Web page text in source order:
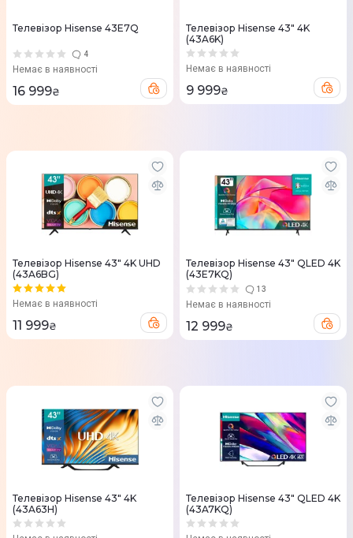
Телевізор Hisense 43E7Q
4
Немає в наявності
16 999₴
Телевізор Hisense 43" 4K
(43A6K)
Немає в наявності
9 999₴
Телевізор Hisense 43" 4K UHD
(43A6BG)
Немає в наявності
11 999₴
Телевізор Hisense 43" QLED 4K
(43E7KQ)
13
Немає в наявності
12 999₴
Телевізор Hisense 43" 4K
(43A63H)
Телевізор Hisense 43" QLED 4K
(43A7KQ)